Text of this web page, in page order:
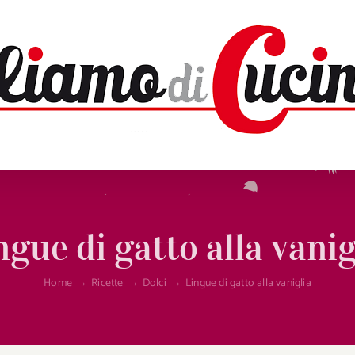
di gatto alla
Home → Ricette → Dolci → Lingue di gatto alla vaniglia